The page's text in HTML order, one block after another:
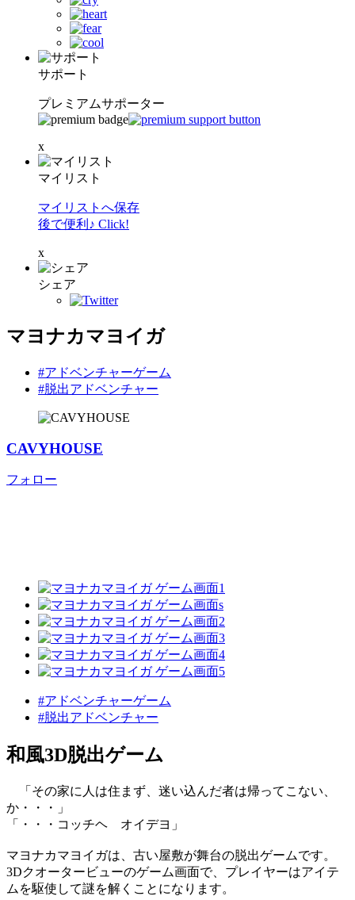
サポート
プレミアムサポーター
x
マイリスト
マイリストへ保存
後で便利♪ Click!
x
シェア
マヨナカマヨイガ
#アドベンチャーゲーム
#脱出アドベンチャー
CAVYHOUSE
フォロー
#アドベンチャーゲーム
#脱出アドベンチャー
和風3D脱出ゲーム
「その家に人は住まず、迷い込んだ者は帰ってこない、
か・・・」
「・・・コッチヘ オイデヨ」
マヨナカマヨイガは、古い屋敷が舞台の脱出ゲームです。
3Dクオータービューのゲーム画面で、プレイヤーはアイテ
ムを駆使して謎を解くことになります。